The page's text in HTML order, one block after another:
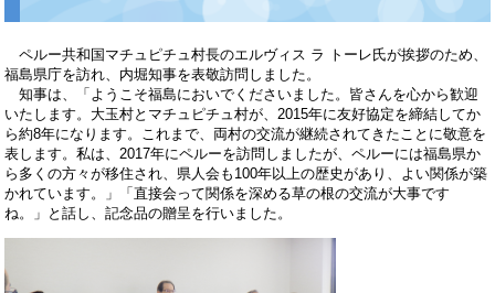
ペルー共和国マチュピチュ村長のエルヴィス ラ トーレ氏が挨拶のため、
福島県庁を訪れ、内堀知事を表敬訪問しました。
知事は、「ようこそ福島においでくださいました。皆さんを心から歓迎
いたします。大玉村とマチュピチュ村が、2015年に友好協定を締結してか
ら約8年になります。これまで、両村の交流が継続されてきたことに敬意を
表します。私は、2017年にペルーを訪問しましたが、ペルーには福島県か
ら多くの方々が移住され、県人会も100年以上の歴史があり、よい関係が築
かれています。」「直接会って関係を深める草の根の交流が大事です
ね。」と話し、記念品の贈呈を行いました。